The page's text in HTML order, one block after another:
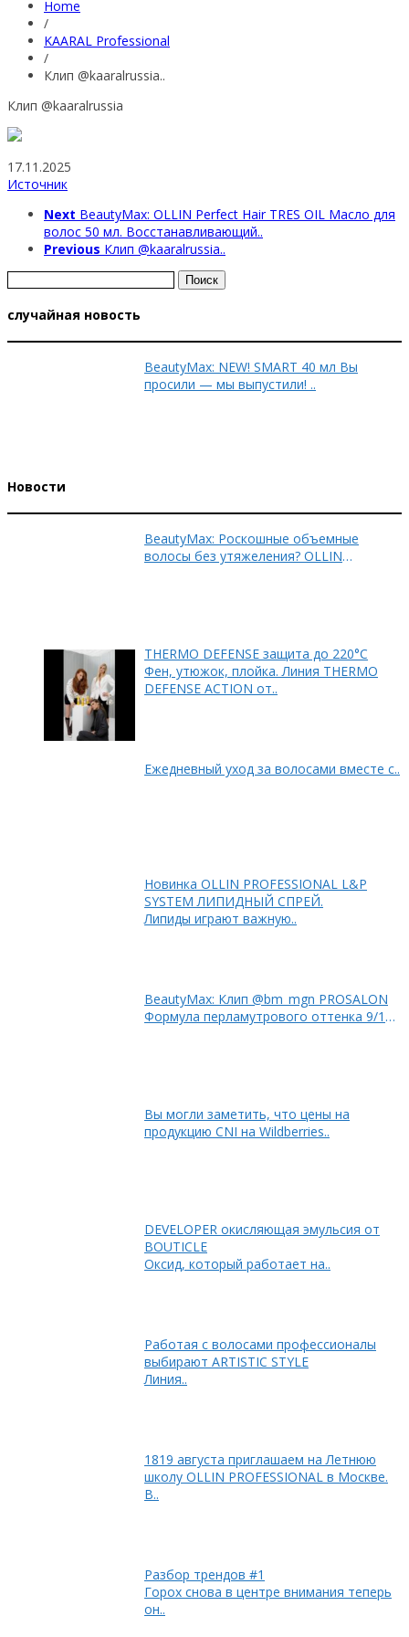
Home
/
KAARAL Professional
/
Клип @kaaralrussia..
Клип @kaaralrussia
17.11.2025
Источник
Next BeautyMax: OLLIN Perfect Hair TRES OIL Масло для
волос 50 мл. Восстанавливающий..
Previous Клип @kaaralrussia..
Найти:
случайная новость
BeautyMax: NEW! SMART 40 мл Вы
просили — мы выпустили! ..
Новости
BeautyMax: Роскошные объемные
волосы без утяжеления? OLLIN
THERMO DEFENSE защита до 220°C
Фен, утюжок, плойка. Линия THERMO
DEFENSE ACTION от..
Ежедневный уход за волосами вместе с..
Новинка OLLIN PROFESSIONAL L&P
SYSTEM ЛИПИДНЫЙ СПРЕЙ.
Липиды играют важную..
BeautyMax: Клип @bm_mgn PROSALON
Формула перламутрового оттенка 9/12
Вы могли заметить, что цены на
продукцию CNI на Wildberries..
DEVELOPER окисляющая эмульсия от
BOUTICLE
Оксид, который работает на..
Работая с волосами профессионалы
выбирают ARTISTIC STYLE
Линия..
1819 августа приглашаем на Летнюю
школу OLLIN PROFESSIONAL в Москве.
В..
Разбор трендов #1
Горох снова в центре внимания теперь
он..